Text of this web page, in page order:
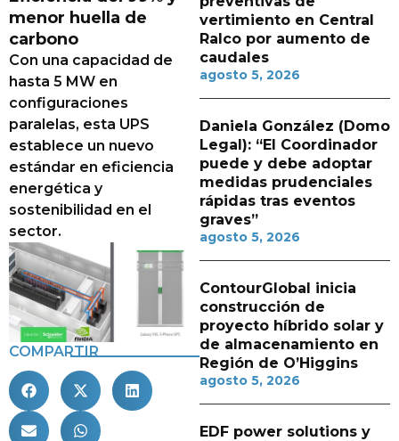
menor huella de
carbono
Con una capacidad de
hasta 5 MW en
configuraciones
paralelas, esta UPS
establece un nuevo
estándar en eficiencia
energética y
sostenibilidad en el
sector.
COMPARTIR
vertimiento en Central
Ralco por aumento de
caudales
agosto 5, 2026
Daniela González (Domo
Legal): “El Coordinador
puede y debe adoptar
medidas prudenciales
rápidas tras eventos
graves”
agosto 5, 2026
ContourGlobal inicia
construcción de
proyecto híbrido solar y
de almacenamiento en
Región de O’Higgins
agosto 5, 2026
EDF power solutions y